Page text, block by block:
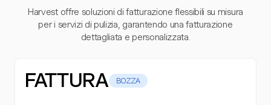
Harvest offre soluzioni di fatturazione flessibili su misura
per i servizi di pulizia, garantendo una fatturazione
dettagliata e personalizzata.
FATTURA BOZZA